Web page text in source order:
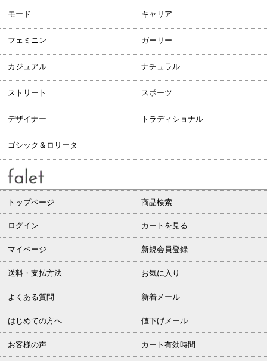
モード キャリア
フェミニン ガーリー
カジュアル ナチュラル
ストリート スポーツ
デザイナー トラディショナル
ゴシック＆ロリータ
トップページ 商品検索
ログイン カートを見る
マイページ 新規会員登録
送料・支払方法 お気に入り
よくある質問 新着メール
はじめての方へ 値下げメール
お客様の声 カート有効時間